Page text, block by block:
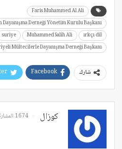
Faris Muhammed Al Ali
Dayanışma Derneği Yönetim Kurulu Başkanı
ırkçı dil
Muhammed Salih Ali
suriye
Mültecilerle Dayanışma Derneği Başkanı
شارك Facebook
كوزال 1674 المشاركات